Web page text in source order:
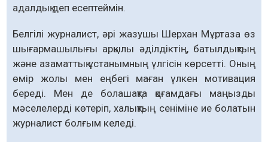
адалдық деп есептеймін.
Белгілі журналист, әрі жазушы Шерхан Мұртаза өз
шығармашылығы арқылы әділдіктің, батылдықтың
және азаматтық ұстанымның үлгісін көрсетті. Оның
өмір жолы мен еңбегі маған үлкен мотивация
береді. Мен де болашақта қоғамдағы маңызды
мәселелерді көтеріп, халықтың сеніміне ие болатын
журналист болғым келеді.